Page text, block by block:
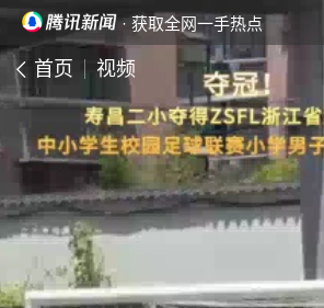
· 获取全网一手热点
首页 视频